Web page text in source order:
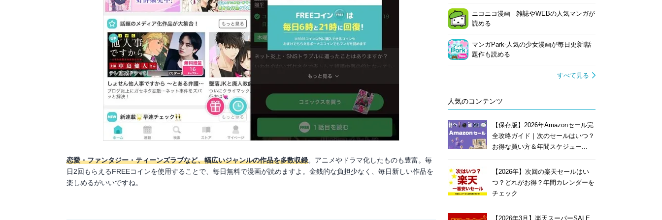
恋愛・ファンタジー・ティーンズラブなど、幅広いジャンルの作品を多数収録。アニメやドラマ化したものも豊富。毎
日2回もらえるFREEコインを使用することで、毎日無料で漫画が読めますよ。金銭的な負担少なく、毎日新しい作品を
楽しめるがいいですね。
ニコニコ漫画 - 雑誌やWEBの人気マンガが
読める
マンガPark-人気の少女漫画が毎日更新!話
題作も読める
すべて見る
人気のコンテンツ
【保存版】2026年Amazonセール完
全攻略ガイド｜次のセールはいつ？
お得な買い方＆年間スケジュー...
【2026年】次回の楽天セールはい
つ？どれがお得？年間カレンダーを
チェック
【2026年3月】楽天スーパーSALE